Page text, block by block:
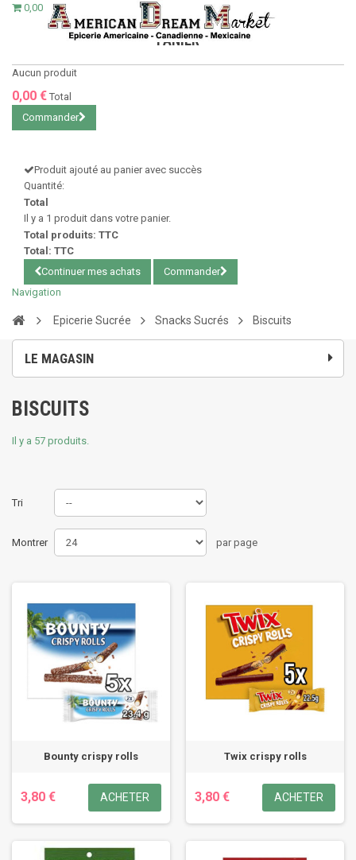
0,00 €
PANIER
Aucun produit
0,00 € Total
Commander
Produit ajouté au panier avec succès
Quantité:
Total
Il y a 1 produit dans votre panier.
Total produits: TTC
Total: TTC
Continuer mes achats
Commander
Navigation
Epicerie Sucrée Snacks Sucrés Biscuits
LE MAGASIN
BISCUITS
Il y a 57 produits.
Tri
Montrer par page
Bounty crispy rolls
3,80 € ACHETER
Twix crispy rolls
3,80 € ACHETER